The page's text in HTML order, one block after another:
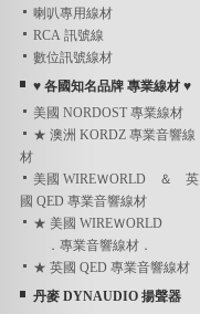
喇叭專用線材
RCA 訊號線
數位訊號線材
♥ 各國知名品牌 專業線材 ♥
美國 NORDOST 專業線材
★ 澳洲 KORDZ 專業音響線
材
美國 WIREＷORLD ＆ 英
國 QED 專業音響線材
★ 美國 WIREＷORLD
．專業音響線材．
★ 英國 QED 專業音響線材
丹麥 DYNAUDIO 揚聲器